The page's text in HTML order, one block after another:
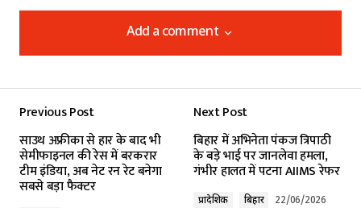
Add a comment
Add a comment
Required fields are marked*
Comment
Previous Post
साउथ अफ्रीका से हार के बाद भी
सेमीफाइनल की रेस में बरकरार
टीम इंडिया, अब नेट रन रेट बनेगा
सबसे बड़ा फैक्टर
Next Post
बिहार में अभिनेता पंकज त्रिपाठी
के बड़े भाई पर जानलेवा हमला,
गंभीर हालत में पटना AIIMS रेफर
प्रादेशिक बिहार 22/06/2026